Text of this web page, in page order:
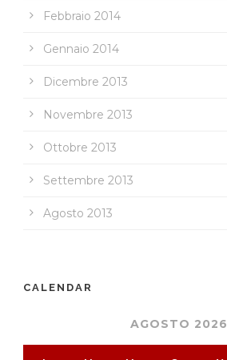
Febbraio 2014
Gennaio 2014
Dicembre 2013
Novembre 2013
Ottobre 2013
Settembre 2013
Agosto 2013
CALENDAR
AGOSTO 2026